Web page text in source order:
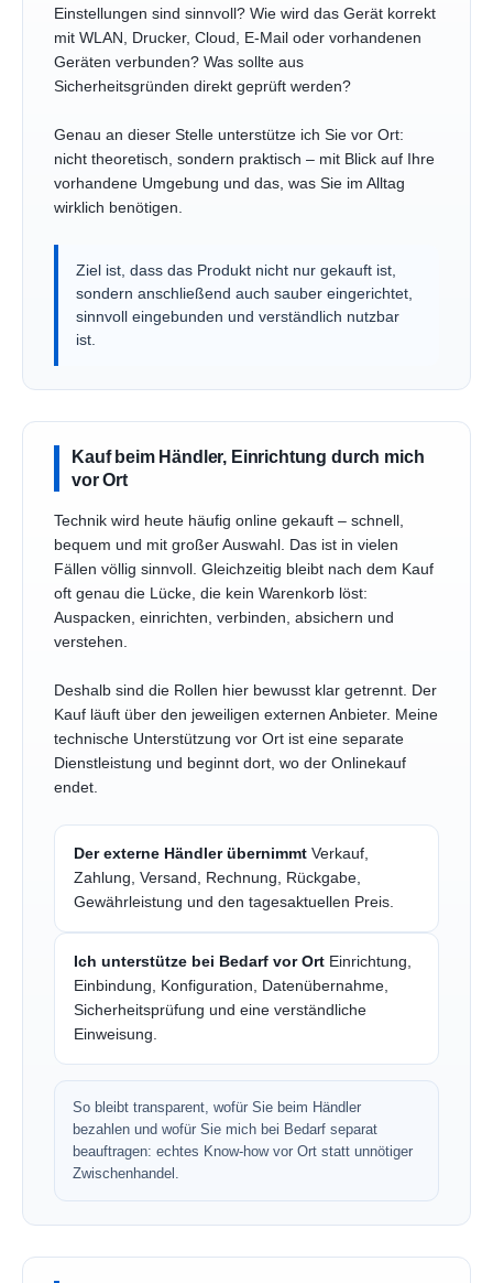
Einstellungen sind sinnvoll? Wie wird das Gerät korrekt
mit WLAN, Drucker, Cloud, E-Mail oder vorhandenen
Geräten verbunden? Was sollte aus
Sicherheitsgründen direkt geprüft werden?
Genau an dieser Stelle unterstütze ich Sie vor Ort:
nicht theoretisch, sondern praktisch – mit Blick auf Ihre
vorhandene Umgebung und das, was Sie im Alltag
wirklich benötigen.
Ziel ist, dass das Produkt nicht nur gekauft ist,
sondern anschließend auch sauber eingerichtet,
sinnvoll eingebunden und verständlich nutzbar
ist.
Kauf beim Händler, Einrichtung durch mich
vor Ort
Technik wird heute häufig online gekauft – schnell,
bequem und mit großer Auswahl. Das ist in vielen
Fällen völlig sinnvoll. Gleichzeitig bleibt nach dem Kauf
oft genau die Lücke, die kein Warenkorb löst:
Auspacken, einrichten, verbinden, absichern und
verstehen.
Deshalb sind die Rollen hier bewusst klar getrennt. Der
Kauf läuft über den jeweiligen externen Anbieter. Meine
technische Unterstützung vor Ort ist eine separate
Dienstleistung und beginnt dort, wo der Onlinekauf
endet.
Der externe Händler übernimmt Verkauf,
Zahlung, Versand, Rechnung, Rückgabe,
Gewährleistung und den tagesaktuellen Preis.
Ich unterstütze bei Bedarf vor Ort Einrichtung,
Einbindung, Konfiguration, Datenübernahme,
Sicherheitsprüfung und eine verständliche
Einweisung.
So bleibt transparent, wofür Sie beim Händler
bezahlen und wofür Sie mich bei Bedarf separat
beauftragen: echtes Know-how vor Ort statt unnötiger
Zwischenhandel.